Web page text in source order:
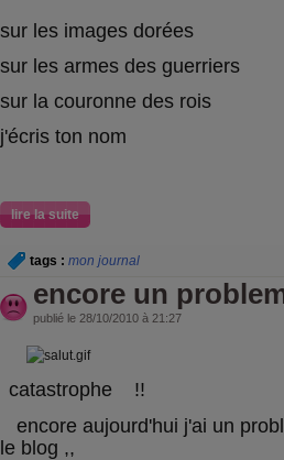
sur les images dorées
sur les armes des guerriers
sur la couronne des rois
j'écris ton nom
lire la suite
tags : mon journal
encore un
publié le 28/10/2010 à 21:27
catastrophe !!
encore aujourd'hui j'ai un
le blog ,,